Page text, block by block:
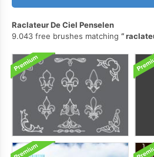
Raclateur De Ciel Penselen
9.043 free brushes matching